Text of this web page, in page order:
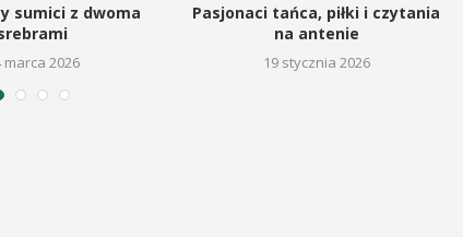
sumici z dwoma
marca 2026
Pasjonaci tańca, piłki i czytania
na antenie
19 stycznia 2026